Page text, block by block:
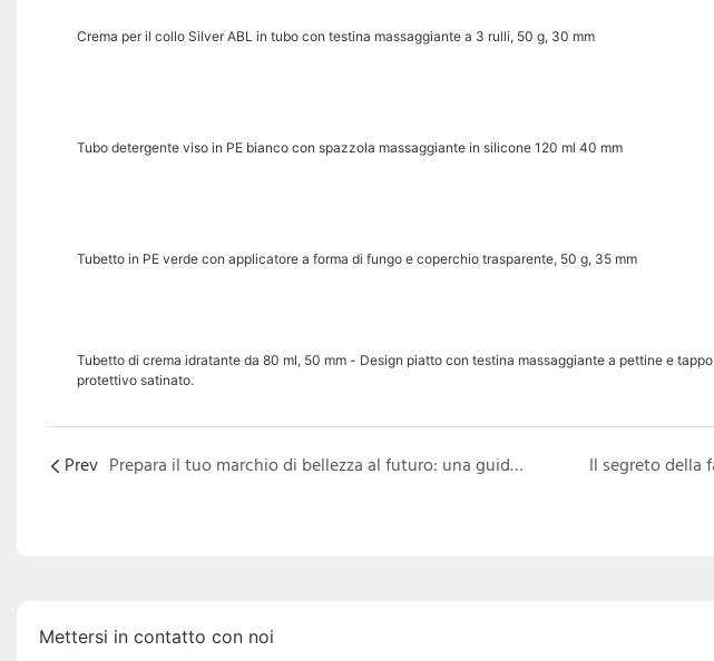
Crema per il collo Silver ABL in tubo con testina massaggiante a 3 rulli, 50 g, 30 mm
Tubo detergente viso in PE bianco con spazzola massaggiante in silicone 120 ml 40 mm
Tubetto in PE verde con applicatore a forma di fungo e coperchio trasparente, 50 g, 35 mm
Tubetto di crema idratante da 80 ml, 50 mm - Design piatto con testina massaggiante a pettine e tappo
protettivo satinato.
Prev Prepara il tuo marchio di bellezza al futuro: una guida al packaging con canna da zucchero di JIIHO
Mettersi in contatto con noi